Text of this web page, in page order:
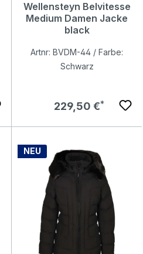
Wellensteyn Belvitesse
Medium Damen Jacke
black
Artnr: BVDM-44 / Farbe:
Schwarz
Regulärer Preis:
229,50 €
NEU